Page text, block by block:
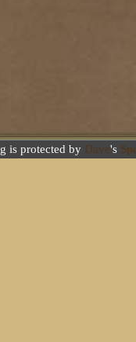
is protected by Dave's